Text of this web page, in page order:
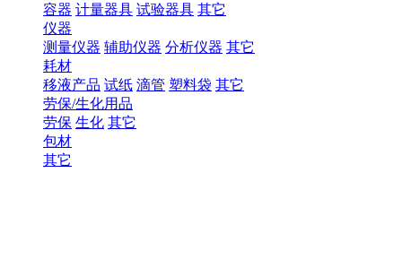
容器 计量器具 试验器具 其它
仪器
测量仪器 辅助仪器 分析仪器 其它
耗材
移液产品 试纸 滴管 塑料袋 其它
劳保/生化用品
劳保 生化 其它
包材
其它